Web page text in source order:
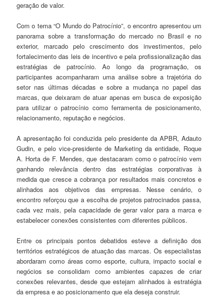
geração de valor.
Com o tema “O Mundo do Patrocínio”, o encontro apresentou um
panorama sobre a transformação do mercado no Brasil e no
exterior, marcado pelo crescimento dos investimentos, pelo
fortalecimento das leis de incentivo e pela profissionalização das
estratégias de patrocínio. Ao longo da programação, os
participantes acompanharam uma análise sobre a trajetória do
setor nas últimas décadas e sobre a mudança no papel das
marcas, que deixaram de atuar apenas em busca de exposição
para utilizar o patrocínio como ferramenta de posicionamento,
relacionamento, reputação e negócios.
A apresentação foi conduzida pelo presidente da APBR, Adauto
Gudin, e pelo vice-presidente de Marketing da entidade, Roque
A. Horta de F. Mendes, que destacaram como o patrocínio vem
ganhando relevância dentro das estratégias corporativas à
medida que cresce a cobrança por resultados mais concretos e
alinhados aos objetivos das empresas. Nesse cenário, o
encontro reforçou que a escolha de projetos patrocinados passa,
cada vez mais, pela capacidade de gerar valor para a marca e
estabelecer conexões consistentes com diferentes públicos.
Entre os principais pontos debatidos esteve a definição dos
territórios estratégicos de atuação das marcas. Os especialistas
abordaram como áreas como esporte, cultura, impacto social e
negócios se consolidam como ambientes capazes de criar
conexões relevantes, desde que estejam alinhados à estratégia
da empresa e ao posicionamento que ela deseja construir.